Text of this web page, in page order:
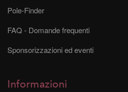
Pole-Finder
FAQ - Domande frequenti
Sponsorizzazioni ed eventi
Informazioni